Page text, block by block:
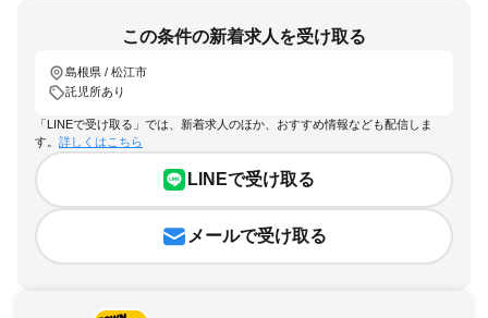
この条件の新着求人を受け取る
島根県 / 松江市
託児所あり
「LINEで受け取る」では、新着求人のほか、おすすめ情報なども配信しま
す。 詳しくはこちら
LINEで受け取る
メールで受け取る